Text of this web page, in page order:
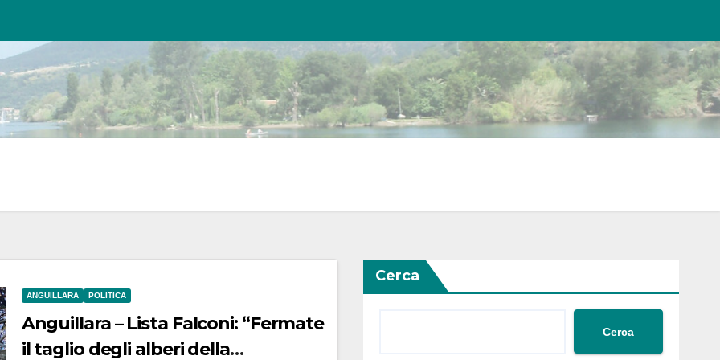
ANGUILLARA POLITICA
Anguillara – Lista Falconi: “Fermate
il taglio degli alberi della
Cerca
Cerca